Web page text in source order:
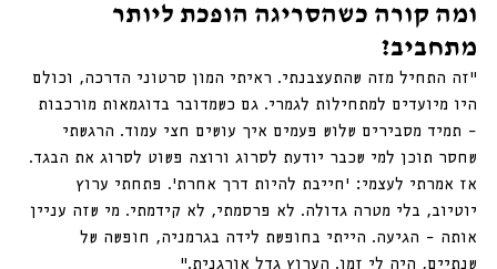
ומה קורה כשהסריגה הופכת ליותר
מתחביב?
“זה התחיל מזה שהתעצבנתי. ראיתי המון סרטוני הדרכה, וכולם
היו מיועדים למתחילות לגמרי. גם כשמדובר בדוגמאות מורכבות
– תמיד מסבירים שלוש פעמים איך עושים חצי עמוד. הרגשתי
שחסר תוכן למי שכבר יודעת לסרוג ורוצה פשוט לסרוג את הבגד.
אז אמרתי לעצמי: ׳חייבת להיות דרך אחרת׳. פתחתי ערוץ
יוטיוב, בלי מטרה גדולה. לא פרסמתי, לא קידמתי. מי שזה עניין
אותה – הגיעה. הייתי בחופשת לידה בגרמניה, חופשה של
שנתיים, היה לי זמן. הערוץ גדל אורגנית.”